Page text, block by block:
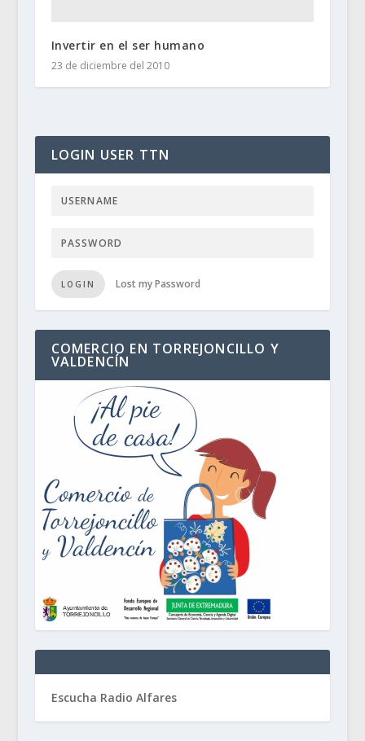
Invertir en el ser humano
23 de diciembre del 2010
LOGIN USER TTN
LOGIN Lost my Password
COMERCIO EN TORREJONCILLO Y
VALDENCÍN
Escucha Radio Alfares